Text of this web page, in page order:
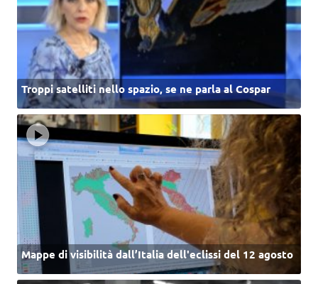
Troppi satelliti nello spazio, se ne parla al Cospar
Mappe di visibilità dall’Italia dell'eclissi del 12 agosto